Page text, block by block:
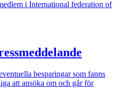
i International federation of
besparingar som fanns
att ansöka om och går för